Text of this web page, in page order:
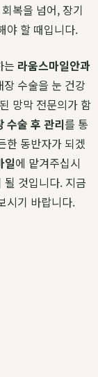
복을 넘어, 장기
야 할 때입니다.
는 라움스마일안과
수술을 눈 건강
망막 전문의가 함
수술 후 관리를 통
한 동반자가 되겠
일에 맡겨주십시
것입니다. 지금
시기 바랍니다.